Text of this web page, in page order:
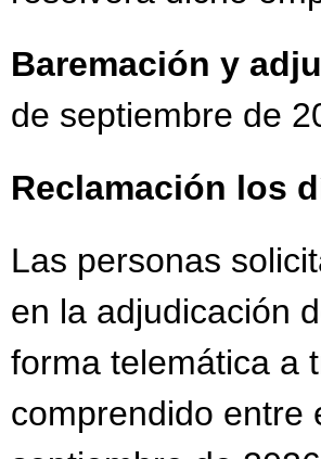
Baremación y
de septiembre de
Reclamación los
Las personas
en la adjudicación
forma telemática a
comprendido entre